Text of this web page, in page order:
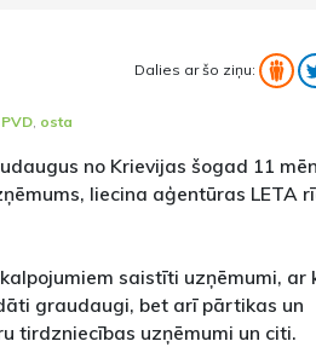
Dalies ar šo ziņu:
PVD, osta
no Krievijas šogad 11
liecina aģentūras LETA
saistīti uzņēmumi, ar
graudaugi, bet arī pārtikas un
tirdzniecības uzņēmumi un citi.